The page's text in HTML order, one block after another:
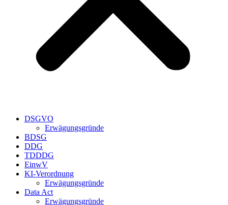
DSGVO
Erwägungsgründe
BDSG
DDG
TDDDG
EinwV
KI-Verordnung
Erwägungsgründe
Data Act
Erwägungsgründe